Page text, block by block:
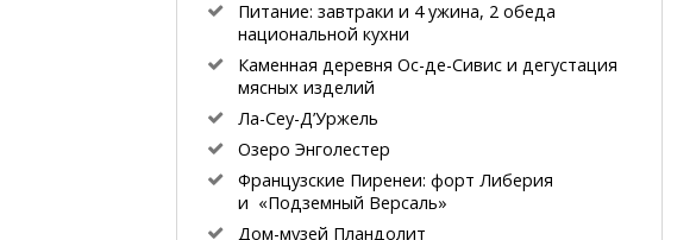
Питание: завтраки и 4 ужина, 2 обеда
национальной кухни
Каменная деревня Ос-де-Сивиси дегустация
мясных изделий
Ла-Сеу-Д’Уржель
Озеро Энголестер
Французские Пиренеи: форт Либерия
и «Подземный Версаль»
Дом-музей Пландолит